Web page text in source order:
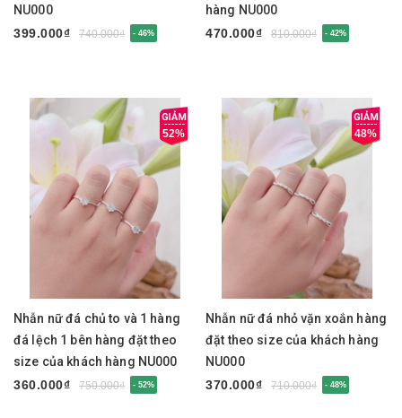
NU000
399.000₫
740.000₫ - 46%
hàng NU000
470.000₫
810.000₫ - 42%
52%
Nhẫn nữ đá chủ to và 1 hàng
đá lệch 1 bên hàng đặt theo
size của khách hàng NU000
360.000₫
750.000₫ - 52%
48%
Nhẫn nữ đá nhỏ vặn xoắn hàng
đặt theo size của khách hàng
NU000
370.000₫
710.000₫ - 48%